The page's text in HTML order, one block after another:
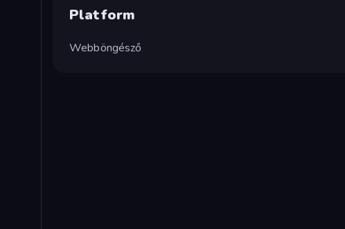
Platform
Webböngésző